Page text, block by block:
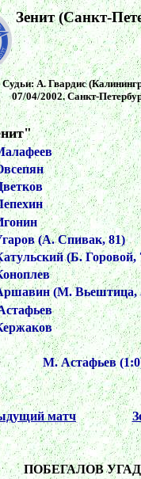
Зенит (Санкт-
Судьи: А. Гвардис
07/04/2002. Санкт-
(А. Спивак, 81)
(Б. Горовой,
(М. Вьештица,
М. Астафьев
матч
ПОБЕГАЛОВ